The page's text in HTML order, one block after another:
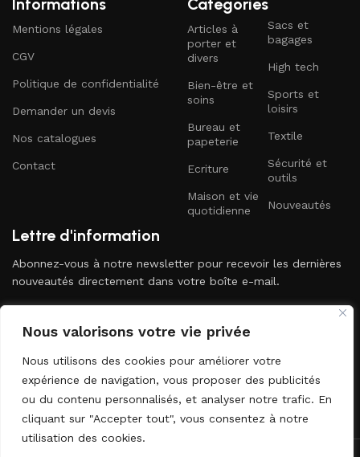
Nous valorisons votre vie privée
Nous utilisons des cookies pour améliorer votre
expérience de navigation, vous proposer des publicités
ou du contenu personnalisés, et analyser notre trafic. En
cliquant sur "Accepter tout", vous consentez à notre
utilisation des cookies.
Informations
Mentions légales
CGV
Politique de confidentialité
Demander un devis
Nos catalogues
Contact
Categories
Articles à
porter et
divers
Bien-être et
soins
Bureau et
papeterie
Ecriture
Maison et vie
quotidienne
Sacs et
bagages
High tech
Sports et
loisirs
Textile
Sécurité et
outils
Nouveautés
Lettre d'information
Abonnez-vous à notre newsletter pour recevoir les dernières
nouveautés directement dans votre boîte e-mail.
Envoyer
2024 DOPLD. Tous droits réservés. Développé par